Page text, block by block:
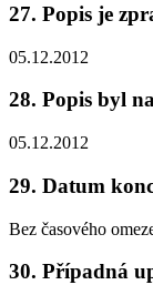
27. Popis je
05.12.2012
28. Popis byl
05.12.2012
29. Datum
Bez časového
30. Případná